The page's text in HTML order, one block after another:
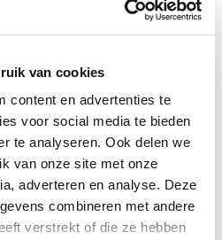
van cookies
content en advertenties te
voor social media te bieden
te analyseren. Ook delen we
van onze site met onze
adverteren en analyse. Deze
combineren met andere
verstrekt of die ze hebben
de voordelen van onze
producten. Uw dier
uniek in
zich door zijn
innovatie in de
Met jarenlange
van paardenvoeding